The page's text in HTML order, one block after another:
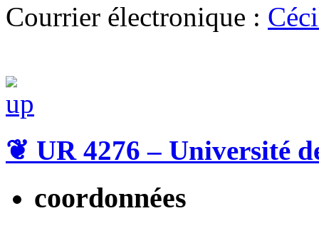
Courrier électronique :
❦ UR 4276 – Université
coordonnées